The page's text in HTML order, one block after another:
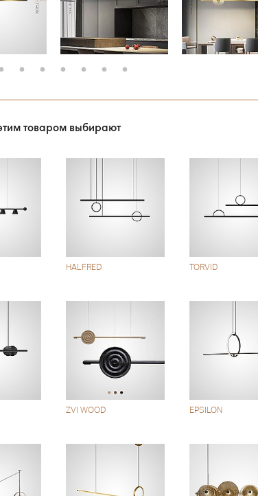
товаром выбирают
HALFRED TORVID
ZVI WOOD EPSILON